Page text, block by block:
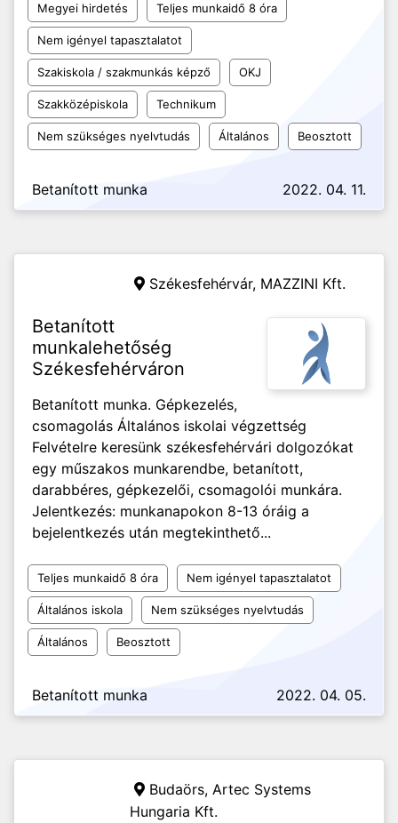
Megyei hirdetés Teljes munkaidő 8 óra
Nem igényel tapasztalatot
Szakiskola / szakmunkás képző OKJ
Szakközépiskola Technikum
Nem szükséges nyelvtudás Általános Beosztott
Betanított munka 2022. 04. 11.
Székesfehérvár, MAZZINI Kft.
Betanított
munkalehetőség
Székesfehérváron
Betanított munka. Gépkezelés,
csomagolás Általános iskolai végzettség
Felvételre keresünk székesfehérvári dolgozókat
egy műszakos munkarendbe, betanított,
darabbéres, gépkezelői, csomagolói munkára.
Jelentkezés: munkanapokon 8-13 óráig a
bejelentkezés után megtekinthető...
Teljes munkaidő 8 óra Nem igényel tapasztalatot
Általános iskola Nem szükséges nyelvtudás
Általános Beosztott
Betanított munka 2022. 04. 05.
Budaörs, Artec Systems
Hungaria Kft.